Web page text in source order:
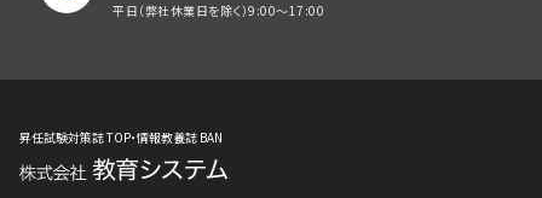
平日（弊社休業日を除く）9:00～17:00
昇任試験対策誌 TOP・情報教養誌 BAN